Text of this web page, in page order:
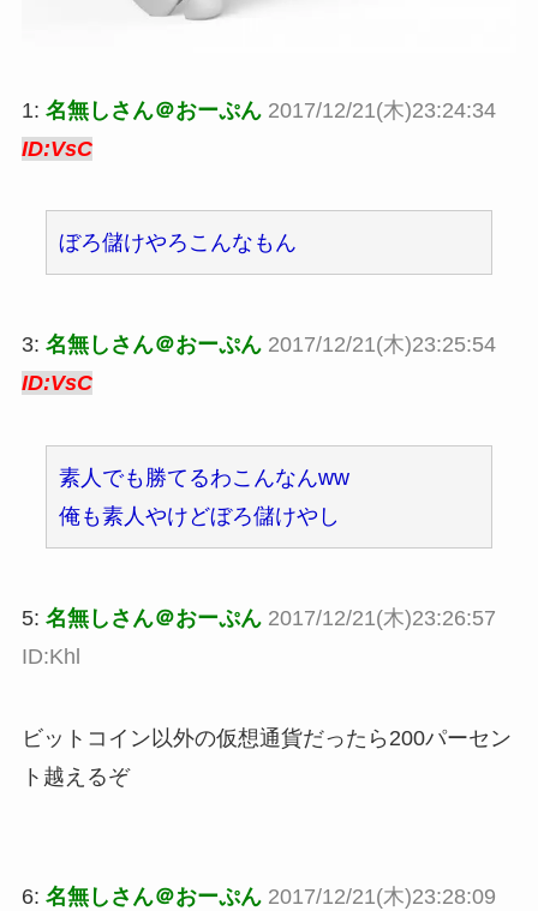
1: 名無しさん＠おーぷん 2017/12/21(木)23:24:34
ID:VsC
ぼろ儲けやろこんなもん
3: 名無しさん＠おーぷん 2017/12/21(木)23:25:54
ID:VsC
素人でも勝てるわこんなんww
俺も素人やけどぼろ儲けやし
5: 名無しさん＠おーぷん 2017/12/21(木)23:26:57
ID:Khl
ビットコイン以外の仮想通貨だったら200パーセン
ト越えるぞ
6: 名無しさん＠おーぷん 2017/12/21(木)23:28:09